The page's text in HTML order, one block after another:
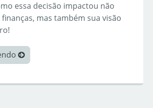
essa decisão impactou não
mas também sua visão